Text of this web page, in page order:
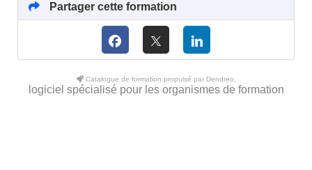
Partager cette formation
Catalogue de formation propulsé par Dendreo,
logiciel spécialisé pour les organismes de formation